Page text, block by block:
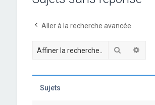
Aller à la recherche avancée
Rechercher
Sujets